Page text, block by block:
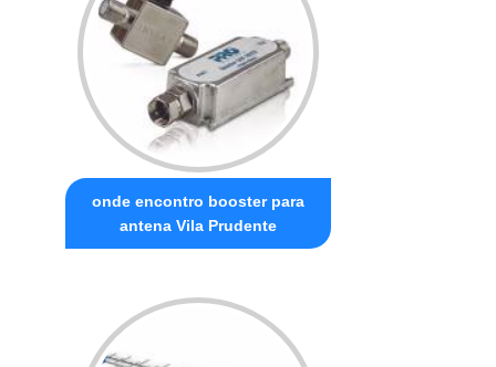
onde encontro booster para
antena Vila Prudente